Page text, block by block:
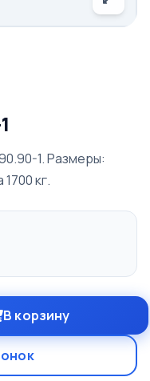
1. Размеры:
кг.
В корзину